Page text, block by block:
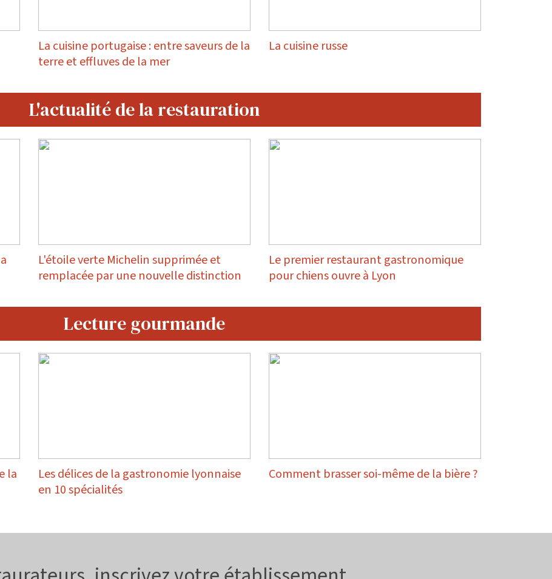
La cuisine portugaise : entre saveurs de la
terre et effluves de la mer
La cuisine russe
L'actualité de la restauration
L'étoile verte Michelin supprimée et
remplacée par une nouvelle distinction
Le premier restaurant gastronomique
pour chiens ouvre à Lyon
Lecture gourmande
la
Les délices de la gastronomie lyonnaise
en 10 spécialités
Comment brasser soi-même de la bière ?